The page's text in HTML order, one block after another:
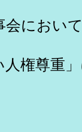
会におい
権尊重